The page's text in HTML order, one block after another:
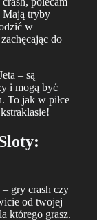
Mają tryby
w
do
– są
i mogą być
To jak w piłce
gry crash czy
od twojej
którego grasz.